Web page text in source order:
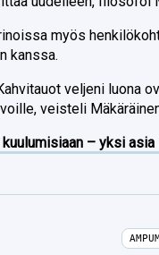
myös
kanssa.
veljeni luona
veisteli
– yksi